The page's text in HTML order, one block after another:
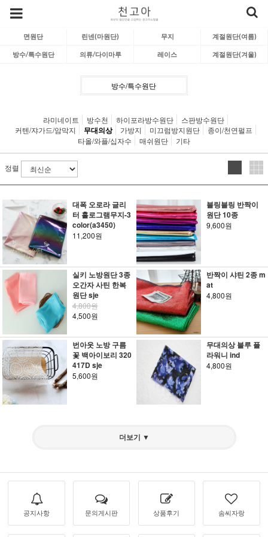
면원단 린넨(마원단) 무지 계절원단(여름)
방수/특수원단 의류/다이마루 레이스 계절원단(겨울)
방수/특수원단
라미네이트 방수천 하이포라방수원단
스판방수원단
커텐/쟈가드/암막지
무대의상 가방지 미끄럼방지원단
종이/천연펄프
타올/와플/십자수
매쉬원단 기타
정렬
대폭 오로라 글리
터 홀로그램무지-3
color(a3450)
11,200원
블링블링 반짝이
원단 10종
9,600원
실키 노방원단 3종
오간자 사틴 한복
원단 sje
4,800원
4,500원
반짝이 샤틴 2종 m
at
4,800원
번아웃 노방 구름
꽃 백아이보리 320
417D sje
5,600원
무대의상 블루 플
라워니 ind
4,800원
더보기 ▼
공지사항 문의게시판 상품후기 솜씨자랑